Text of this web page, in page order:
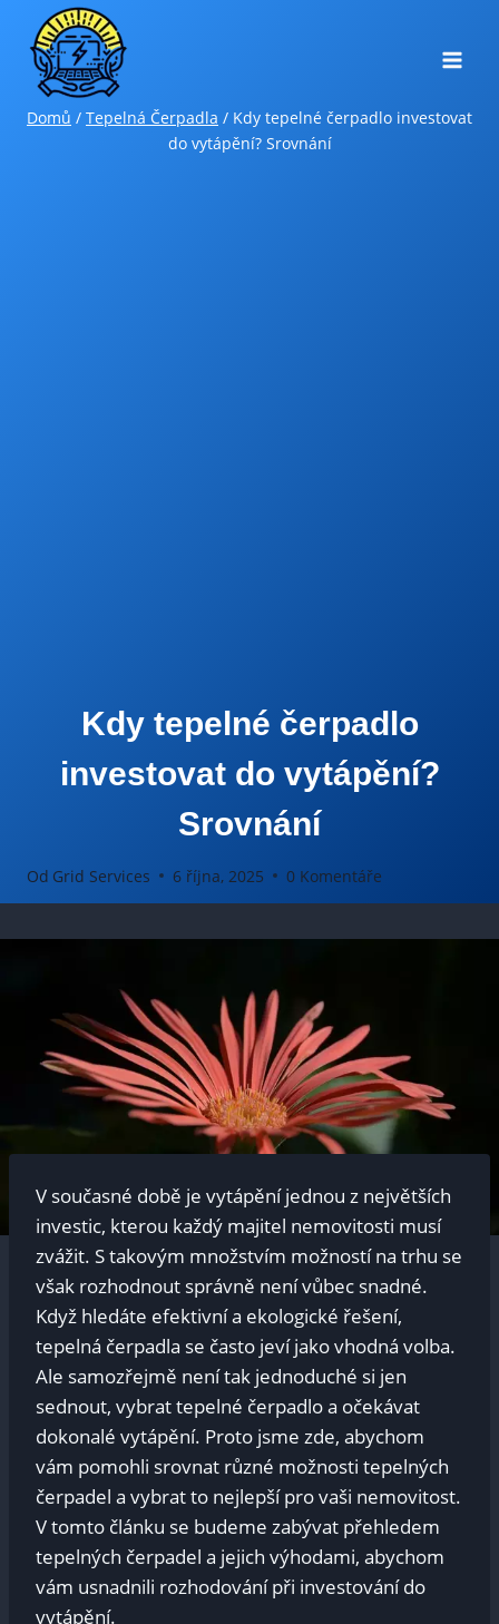
Přeskočit
obsah
Domů / Tepelná Čerpadla / Kdy tepelné čerpadlo investovat
do vytápění? Srovnání
Kdy tepelné čerpadlo
investovat do vytápění?
Srovnání
Od Grid Services 6 října, 2025 0 Komentáře
V současné době je vytápění jednou z největších
investic, kterou každý majitel nemovitosti musí
zvážit. S takovým množstvím možností na trhu se
však rozhodnout správně není vůbec snadné.
Když hledáte efektivní a ekologické řešení,
tepelná čerpadla se často jeví jako vhodná volba.
Ale samozřejmě není tak jednoduché si jen
sednout, vybrat tepelné čerpadlo a očekávat
dokonalé vytápění. Proto jsme zde, abychom
vám pomohli srovnat různé možnosti tepelných
čerpadel a vybrat to nejlepší pro vaši nemovitost.
V tomto článku se budeme zabývat přehledem
tepelných čerpadel a jejich výhodami, abychom
vám usnadnili rozhodování při investování do
vytápění.